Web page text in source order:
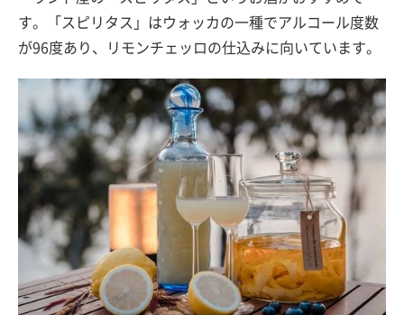
す。「スピリタス」はウォッカの一種でアルコール度数
が96度あり、リモンチェッロの仕込みに向いています。